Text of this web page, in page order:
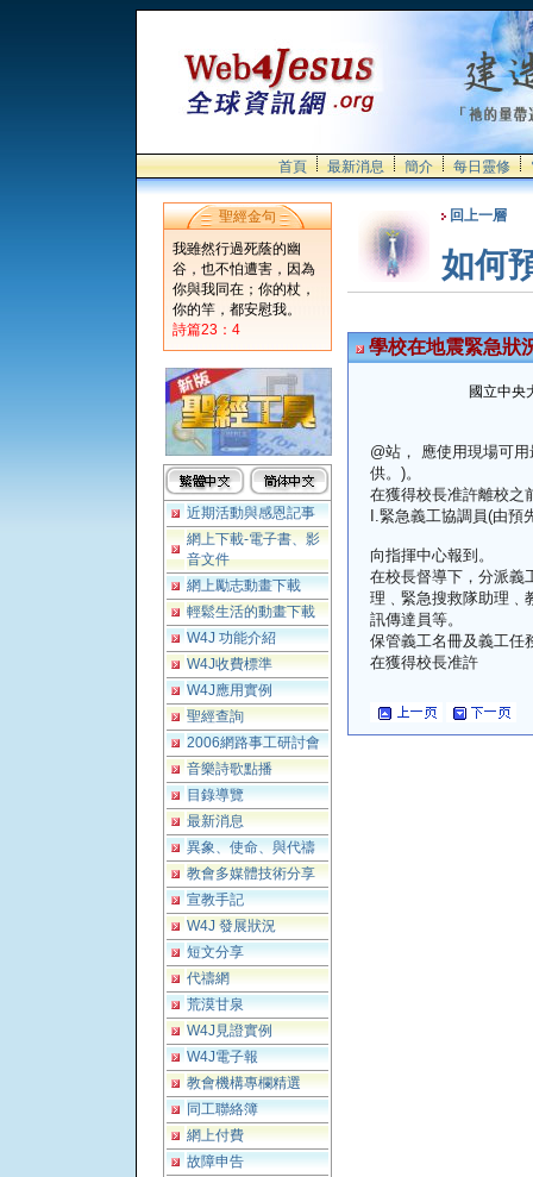
首頁 最新消息 簡介 每日靈修
聖經金句
我雖然行過死蔭的幽
谷，也不怕遭害，因為
你與我同在；你的杖，
你的竿，都安慰我。
詩篇23：4
近期活動與感恩記事
網上下載-電子書、影
音文件
網上勵志動畫下載
輕鬆生活的動畫下載
W4J 功能介紹
W4J收費標準
W4J應用實例
聖經查詢
2006網路事工研討會
音樂詩歌點播
目錄導覽
最新消息
異象、使命、與代禱
教會多媒體技術分享
宣教手記
W4J 發展狀況
短文分享
代禱網
荒漠甘泉
W4J見證實例
W4J電子報
教會機構專欄精選
同工聯絡簿
網上付費
故障申告
回上一層
如何
學校在地震緊急狀
國立中央
@站， 應使用現場可
供。)。
在獲得校長准許離校之
I.緊急義工協調員(由預
向指揮中心報到。
在校長督導下，分派義
理﹑緊急搜救隊助理﹑
訊傳達員等。
保管義工名冊及義工任
在獲得校長准許